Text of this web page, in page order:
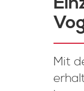
Mit